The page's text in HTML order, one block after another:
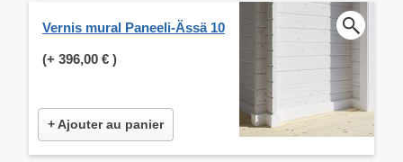
Vernis mural Paneeli-Ässä 10
(+ 396,00 € )
+ Ajouter au panier